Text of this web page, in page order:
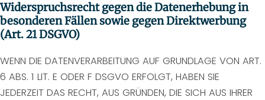
Widerspruchsrecht gegen die Datenerhebung in
besonderen Fällen sowie gegen Direktwerbung
(Art. 21 DSGVO)
WENN DIE DATENVERARBEITUNG AUF GRUNDLAGE VON ART.
6 ABS. 1 LIT. E ODER F DSGVO ERFOLGT, HABEN SIE
JEDERZEIT DAS RECHT, AUS GRÜNDEN, DIE SICH AUS IHRER